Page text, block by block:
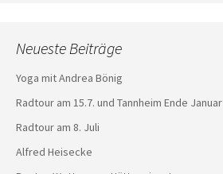
Neueste Beiträge
Yoga mit Andrea Bönig
Radtour am 15.7. und Tannheim Ende Januar
Radtour am 8. Juli
Alfred Heisecke